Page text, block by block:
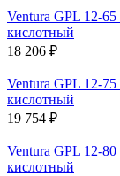
Ventura GPL 12-
кислотный
18 206 ₽
Ventura GPL 12-
кислотный
19 754 ₽
Ventura GPL 12-
кислотный